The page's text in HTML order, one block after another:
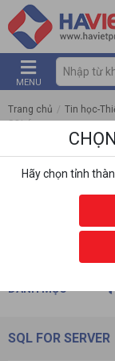
MENU
Trang chủ / Tin học-
SQL for server
DANH MỤC
SQL FOR SERVER
Hãy chọn tỉnh